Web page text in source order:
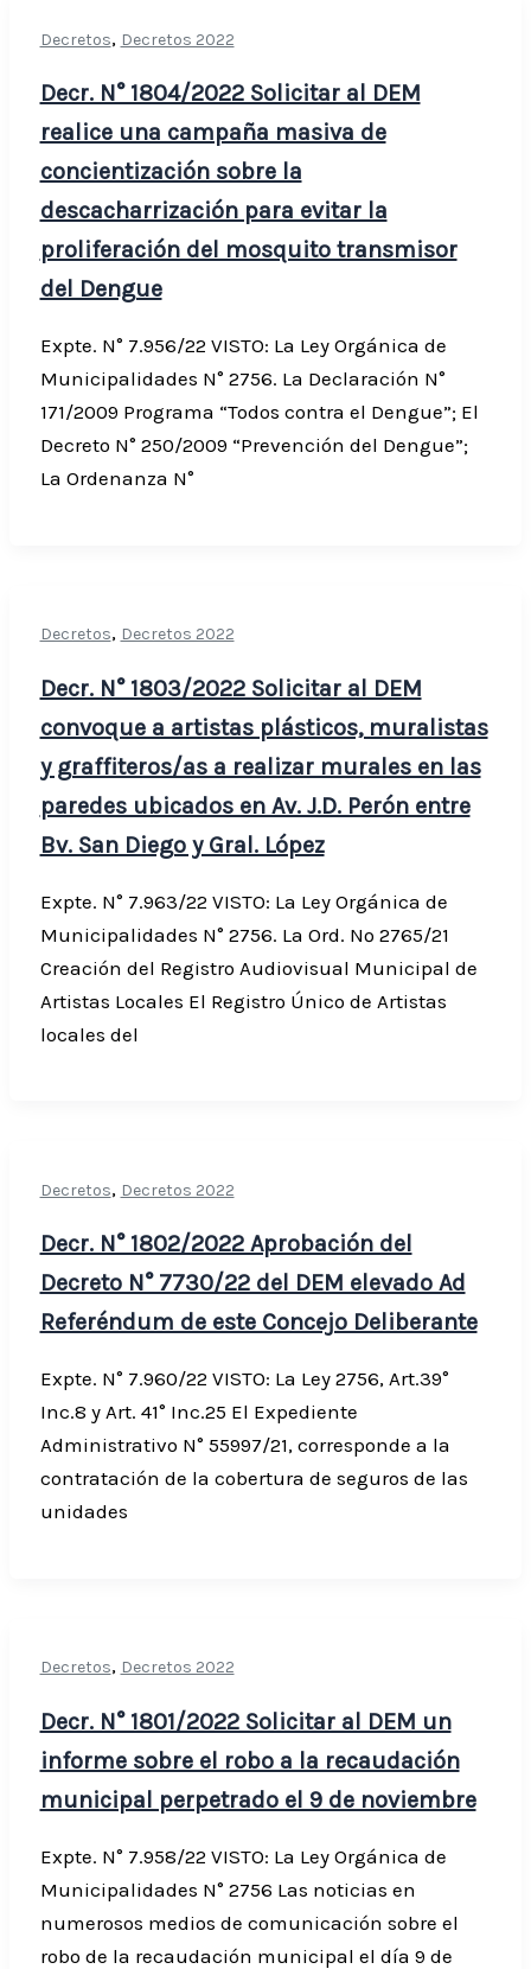
Decretos, Decretos 2022
Decr. N° 1804/2022 Solicitar al DEM
realice una campaña masiva de
concientización sobre la
descacharrización para evitar la
proliferación del mosquito transmisor
del Dengue
Expte. N° 7.956/22 VISTO: La Ley Orgánica de
Municipalidades N° 2756. La Declaración N°
171/2009 Programa “Todos contra el Dengue”; El
Decreto N° 250/2009 “Prevención del Dengue”;
La Ordenanza N°
Decretos, Decretos 2022
Decr. N° 1803/2022 Solicitar al DEM
convoque a artistas plásticos, muralistas
y graffiteros/as a realizar murales en las
paredes ubicados en Av. J.D. Perón entre
Bv. San Diego y Gral. López
Expte. N° 7.963/22 VISTO: La Ley Orgánica de
Municipalidades N° 2756. La Ord. Nº 2765/21
Creación del Registro Audiovisual Municipal de
Artistas Locales El Registro Único de Artistas
locales del
Decretos, Decretos 2022
Decr. N° 1802/2022 Aprobación del
Decreto N° 7730/22 del DEM elevado Ad
Referéndum de este Concejo Deliberante
Expte. N° 7.960/22 VISTO: La Ley 2756, Art.39°
Inc.8 y Art. 41° Inc.25 El Expediente
Administrativo N° 55997/21, corresponde a la
contratación de la cobertura de seguros de las
unidades
Decretos, Decretos 2022
Decr. N° 1801/2022 Solicitar al DEM un
informe sobre el robo a la recaudación
municipal perpetrado el 9 de noviembre
Expte. N° 7.958/22 VISTO: La Ley Orgánica de
Municipalidades N° 2756 Las noticias en
numerosos medios de comunicación sobre el
robo de la recaudación municipal el día 9 de